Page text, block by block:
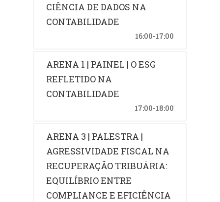
CIÊNCIA DE DADOS NA
CONTABILIDADE
16:00-17:00
ARENA 1 | PAINEL | O ESG
REFLETIDO NA
CONTABILIDADE
17:00-18:00
ARENA 3 | PALESTRA |
AGRESSIVIDADE FISCAL NA
RECUPERAÇÃO TRIBUÁRIA:
EQUILÍBRIO ENTRE
COMPLIANCE E EFICIÊNCIA